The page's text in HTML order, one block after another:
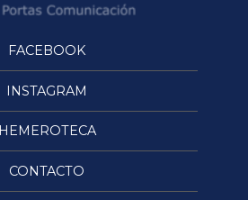
FACEBOOK
INSTAGRAM
HEMEROTECA
CONTACTO